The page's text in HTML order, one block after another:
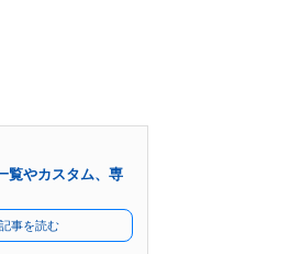
覧やカスタム、専
事を読む